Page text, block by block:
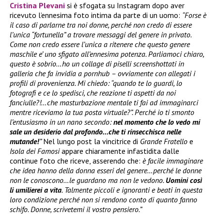
Cristina Plevani si è sfogata su Instagram dopo aver
ricevuto l’ennesima foto intima da parte di un uomo: “Forse è
il caso di parlarne tra noi donne, perché non credo di essere
l’unica “fortunella” a trovare messaggi del genere in privato.
Come non credo essere l’unica a ritenere che questo genere
maschile e’ uno sfigato all’ennesima potenza. Parliamoci chiaro,
questo è sobrio…ho un collage di piselli screenshottati in
galleria che fa invidia a pornhub – ovviamente con allegati i
profili di provenienza. Mi chiedo: “quando te lo guardi, lo
fotografi e ce lo spedisci, che reazione ti aspetti da noi
fanciulle?!…che masturbazione mentale ti fai ad immaginarci
mentre riceviamo la tua posta virtuale?”. Perché io ti smonto
l’entusiasmo in un nano secondo:nel momento che lo vedo mi
sale un desiderio dal profondo…che ti rinsecchisca nelle
mutande!”Nel lungo post la vincitrice di Grande Fratello e
Isola dei Famosiappare chiaramente infastidita dalle
continue foto che riceve, asserendo che: è facile immaginare
che idea hanno della donna esseri del genere…perché le donne
non le conoscono…le guardano ma non le vedono. Uomini così
li umilierei a vita. Talmente piccoli e ignoranti e beati in questa
loro condizione perché non si rendono conto di quanto fanno
schifo. Donne, scrivetemi il vostro pensiero.”